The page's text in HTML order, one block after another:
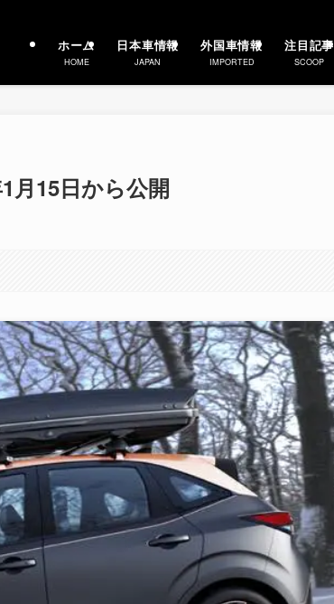
ホーム
HOME
日本車情報
JAPAN
外国車情報
IMPORTED
注目記事
SCOOP
月15日から公開